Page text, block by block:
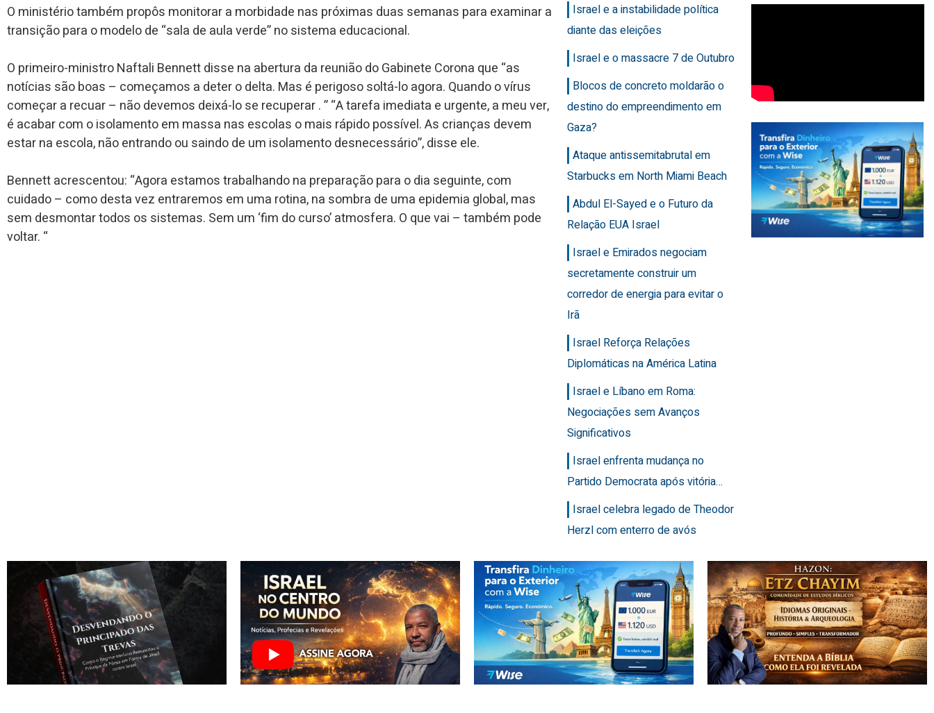
O ministério também propôs monitorar a morbidade nas próximas duas semanas para examinar a
transição para o modelo de “sala de aula verde” no sistema educacional.
O primeiro-ministro Naftali Bennett disse na abertura da reunião do Gabinete Corona que “as
notícias são boas – começamos a deter o delta. Mas é perigoso soltá-lo agora. Quando o vírus
começar a recuar – não devemos deixá-lo se recuperar . ” “A tarefa imediata e urgente, a meu ver,
é acabar com o isolamento em massa nas escolas o mais rápido possível. As crianças devem
estar na escola, não entrando ou saindo de um isolamento desnecessário”, disse ele.
Bennett acrescentou: “Agora estamos trabalhando na preparação para o dia seguinte, com
cuidado – como desta vez entraremos em uma rotina, na sombra de uma epidemia global, mas
sem desmontar todos os sistemas. Sem um ‘fim do curso’ atmosfera. O que vai – também pode
voltar. “
Israel e a instabilidade política
diante das eleições
Israel e o massacre 7 de Outubro
Blocos de concreto moldarão o
destino do empreendimento em
Gaza?
Ataque antissemitabrutal em
Starbucks em North Miami Beach
Abdul El-Sayed e o Futuro da
Relação EUA Israel
Israel e Emirados negociam
secretamente construir um
corredor de energia para evitar o
Irã
Israel Reforça Relações
Diplomáticas na América Latina
Israel e Líbano em Roma:
Negociações sem Avanços
Significativos
Israel enfrenta mudança no
Partido Democrata após vitória…
Israel celebra legado de Theodor
Herzl com enterro de avós